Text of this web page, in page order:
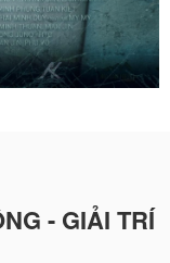
- GIẢI TRÍ